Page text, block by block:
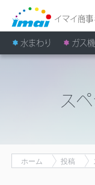
イマイ商事
水まわり ガス
ス
ホーム 投稿